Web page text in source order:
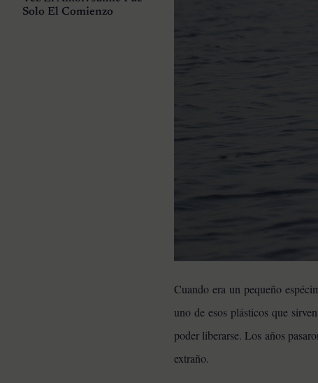
Solo El Comienzo
Cuando era un pequeño
uno de esos plásticos que
poder liberarse. Los años
extraño.